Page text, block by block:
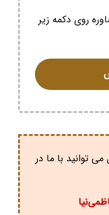
روی دکمه زیر
توانید با ما در